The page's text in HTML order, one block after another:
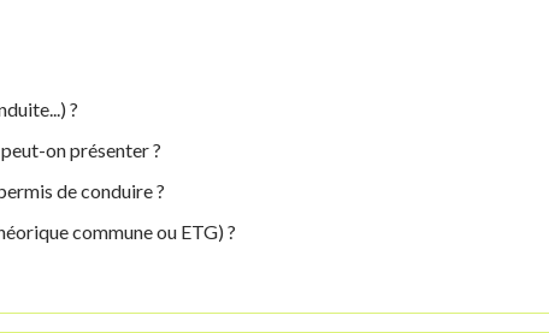
?
on présenter ?
de conduire ?
commune ou ETG) ?